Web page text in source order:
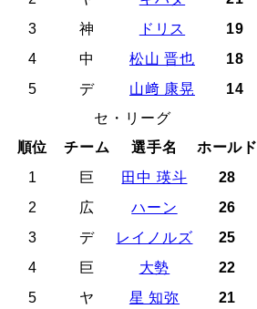
3
神 ドリス
19
4
中 松山 晋也
18
5
デ 山﨑 康晃
14
セ・リーグ
順位
チーム 選手名
ホールド
1
巨 田中 瑛斗
28
2
広 ハーン
26
3
デ レイノルズ
25
4
巨 大勢
22
5
ヤ 星 知弥
21